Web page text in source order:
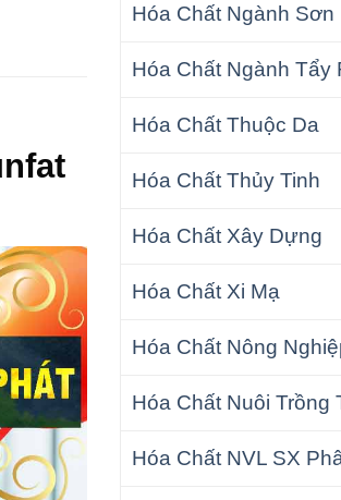
Hóa Chất Ngành Sơn
Hóa Chất Ngành Tẩy
Hóa Chất Thuộc Da
Hóa Chất Thủy Tinh
Hóa Chất Xây Dựng
Hóa Chất Xi Mạ
Hóa Chất Nông
Hóa Chất Nuôi Trồng
Hóa Chất NVL SX